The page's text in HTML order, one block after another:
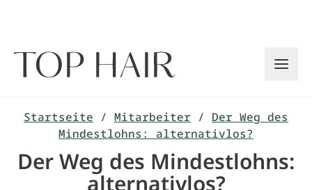
Startseite / Mitarbeiter / Der Weg des
Mindestlohns: alternativlos?
Der Weg des Mindestlohns:
alternativlos?